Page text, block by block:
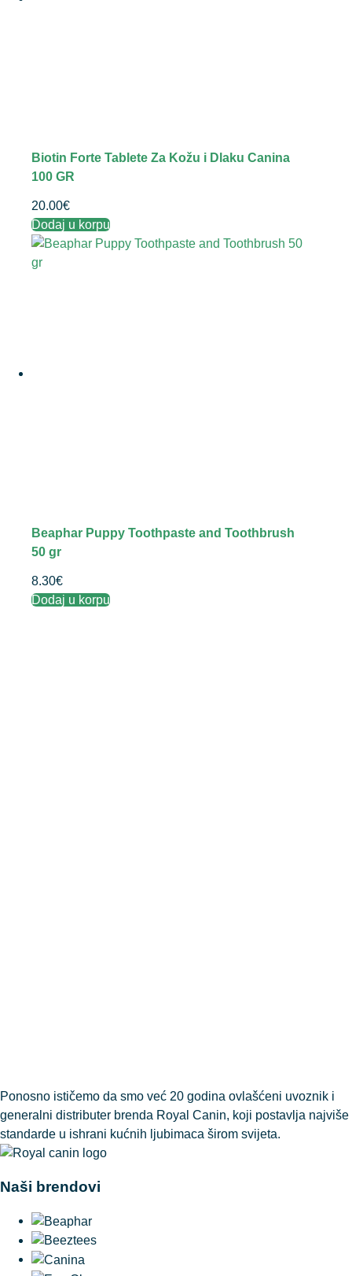
Biotin Forte Tablete Za Kožu i Dlaku Canina
100 GR
20.00€
Dodaj u korpu
Beaphar Puppy Toothpaste and Toothbrush
50 gr
8.30€
Dodaj u korpu
Ponosno ističemo da smo već 20 godina ovlašćeni uvoznik i
generalni distributer brenda Royal Canin, koji postavlja najviše
standarde u ishrani kućnih ljubimaca širom svijeta.
Naši brendovi